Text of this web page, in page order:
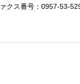
クス番号：0957-53-